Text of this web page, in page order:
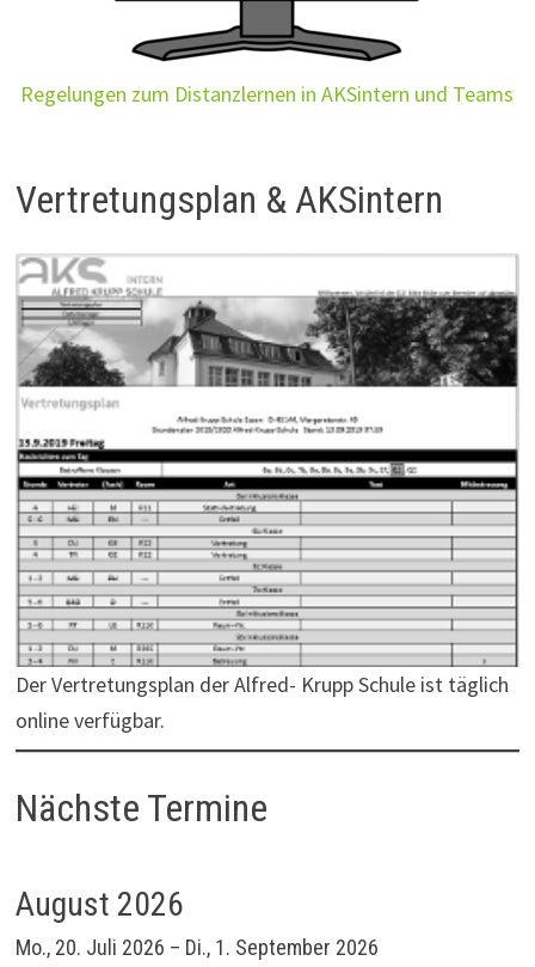
Regelungen zum Distanzlernen in AKSintern und Teams
Vertretungsplan & AKSintern
Der Vertretungsplan der Alfred- Krupp Schule ist täglich
online verfügbar.
Nächste Termine
August 2026
Mo., 20. Juli 2026 – Di., 1. September 2026